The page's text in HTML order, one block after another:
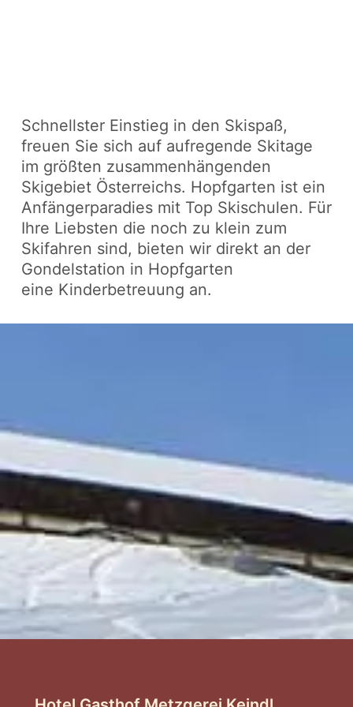
Schnellster Einstieg in den Skispaß,
freuen Sie sich auf aufregende Skitage
im größten zusammenhängenden
Skigebiet Österreichs. Hopfgarten ist ein
Anfängerparadies mit Top Skischulen. Für
Ihre Liebsten die noch zu klein zum
Skifahren sind, bieten wir direkt an der
Gondelstation in Hopfgarten
eine Kinderbetreuung an.